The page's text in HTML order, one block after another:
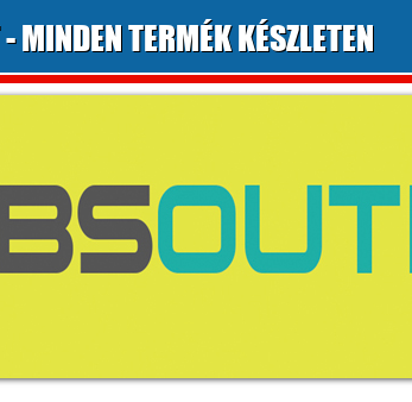
- MINDEN TERMÉK KÉSZLETEN